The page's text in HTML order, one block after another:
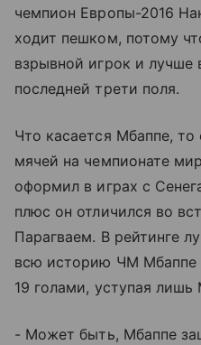
чемпион Европы-2016
ходит пешком, потому
взрывной игрок и лучше
последней трети поля.
Что касается Мбаппе,
мячей на чемпионате
оформил в играх с
плюс он отличился во
Парагваем. В рейтинге
всю историю ЧМ Мбаппе
19 голами, уступая лишь
- Может быть, Мбаппе